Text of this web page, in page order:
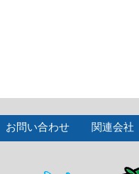
お問い合わせ 関連会社